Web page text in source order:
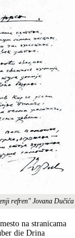
refren" Jovana Dučića
na stranicama
die Drina